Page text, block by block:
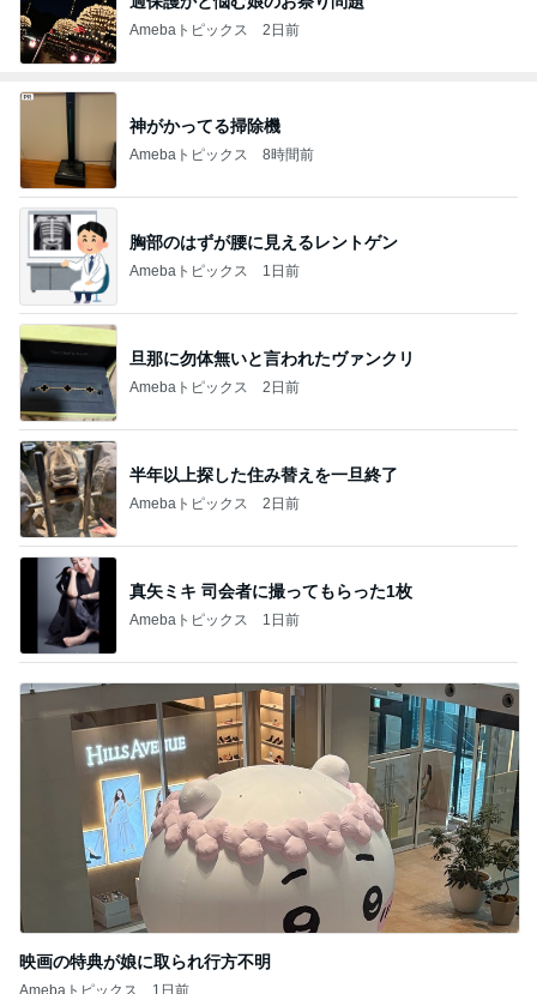
Amebaトピックス 2日前
神がかってる掃除機
Amebaトピックス 8時間前
胸部のはずが腰に見えるレントゲン
Amebaトピックス 1日前
旦那に勿体無いと言われたヴァンクリ
Amebaトピックス 2日前
半年以上探した住み替えを一旦終了
Amebaトピックス 2日前
真矢ミキ 司会者に撮ってもらった1枚
Amebaトピックス 1日前
映画の特典が娘に取られ行方不明
Amebaトピックス 1日前